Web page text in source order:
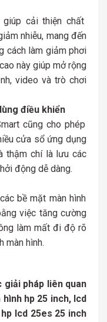
cải thiện chất
nhiễu, mang đến
cách làm giảm phơi
này giúp mở rộng
video và trò chơi
điều khiển
cũng cho phép
cửa sổ ứng dụng
thậm chí là lưu các
động dễ dàng.
bề mặt màn hình
việc tăng cường
làm mất đi độ rõ
màn hình.
giải pháp liên quan
hình hp 25 inch, lcd
lcd 25es 25 inch